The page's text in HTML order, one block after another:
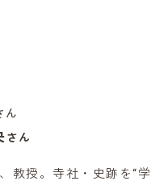
ん
さん
教授。寺社・史跡を“学